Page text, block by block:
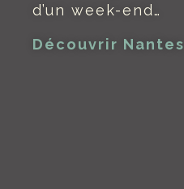
d’un week-end…
Découvrir Nantes